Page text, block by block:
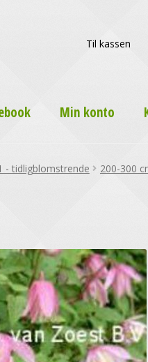
Til kassen
Min konto
- tidligblomstrende 200-300